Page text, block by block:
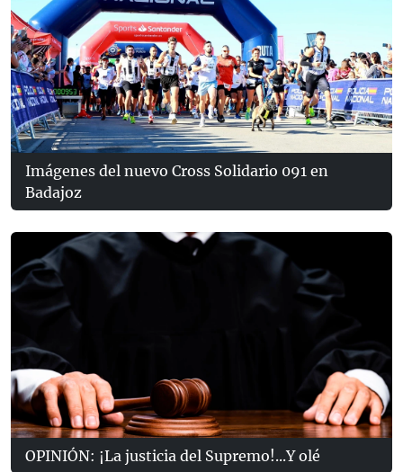
Imágenes del nuevo Cross Solidario 091 en
Badajoz
OPINIÓN: ¡La justicia del Supremo!...Y olé